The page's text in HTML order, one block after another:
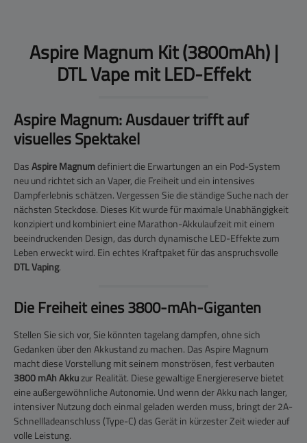
Aspire Magnum Kit (3800mAh) |
DTL Vape mit LED-Effekt
Aspire Magnum: Ausdauer trifft auf
visuelles Spektakel
DasAspire Magnumdefiniert die Erwartungen an ein Pod-System
neu und richtet sich an Vaper, die Freiheit und ein intensives
Dampferlebnis schätzen. Vergessen Sie die ständige Suche nach der
nächsten Steckdose. Dieses Kit wurde für maximale Unabhängigkeit
konzipiert und kombiniert eine Marathon-Akkulaufzeit mit einem
beeindruckenden Design, das durch dynamische LED-Effekte zum
Leben erweckt wird. Ein echtes Kraftpaket für das anspruchsvolle
DTL Vaping.
Die Freiheit eines 3800-mAh-Giganten
Stellen Sie sich vor, Sie könnten tagelang dampfen, ohne sich
Gedanken über den Akkustand zu machen. Das Aspire Magnum
macht diese Vorstellung mit seinem monströsen, fest verbauten
3800 mAh Akkuzur Realität. Diese gewaltige Energiereserve bietet
eine außergewöhnliche Autonomie. Und wenn der Akku nach langer,
intensiver Nutzung doch einmal geladen werden muss, bringt der 2A-
Schnellladeanschluss (Type-C) das Gerät in kürzester Zeit wieder auf
volle Leistung.